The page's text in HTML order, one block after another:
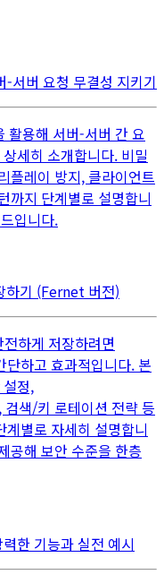
서버 요청 무결성 지키기
활용해 서버-서버 간 요
세히 소개합니다. 비밀
플레이 방지, 클라이언트
까지 단계별로 설명합니
입니다.
하기 (Fernet 버전)
하게 저장하려면
하고 효과적입니다. 본
정,
색/키 로테이션 전략 등
별로 자세히 설명합니
공해 보안 수준을 한층
한 기능과 실전 예시